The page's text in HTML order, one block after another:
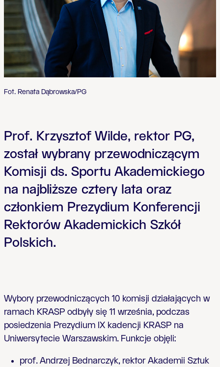
Fot. Renata Dąbrowska/PG
Prof. Krzysztof Wilde, rektor PG,
został wybrany przewodniczącym
Komisji ds. Sportu Akademickiego
na najbliższe cztery lata oraz
członkiem Prezydium Konferencji
Rektorów Akademickich Szkół
Polskich.
Wybory przewodniczących 10 komisji działających w
ramach KRASP odbyły się 11 września, podczas
posiedzenia Prezydium IX kadencji KRASP na
Uniwersytecie Warszawskim. Funkcje objęli:
prof. Andrzej Bednarczyk, rektorAkademii Sztuk